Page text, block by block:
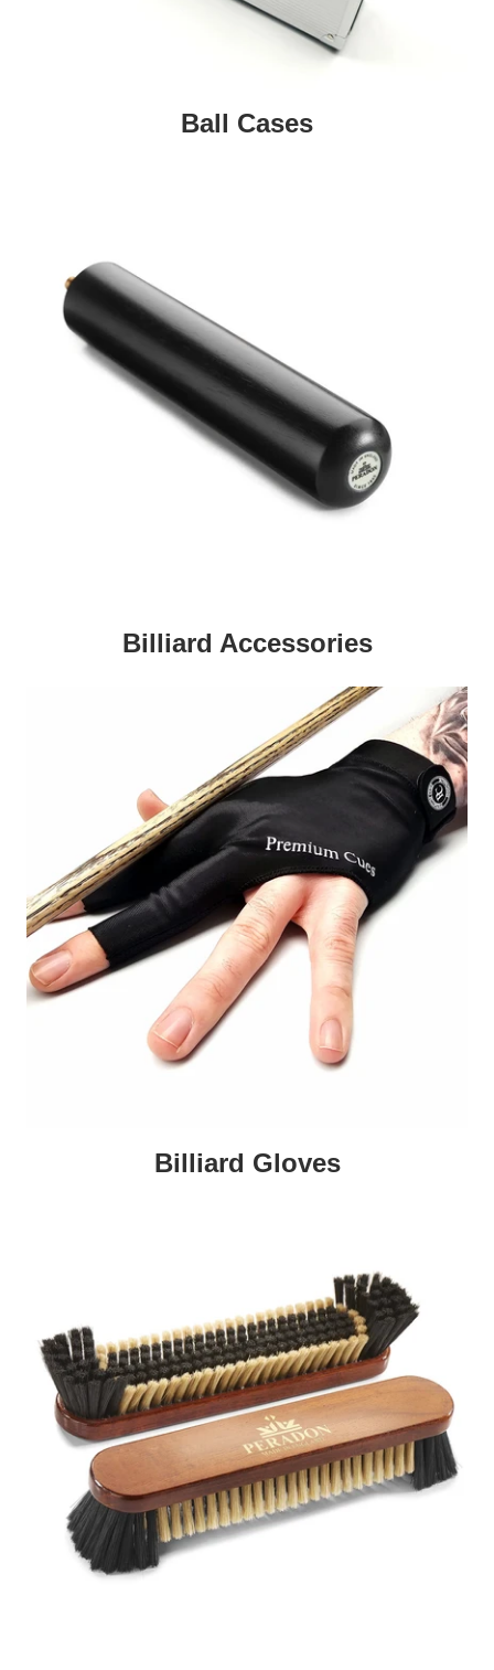
Ball Cases
Billiard Accessories
Billiard Gloves